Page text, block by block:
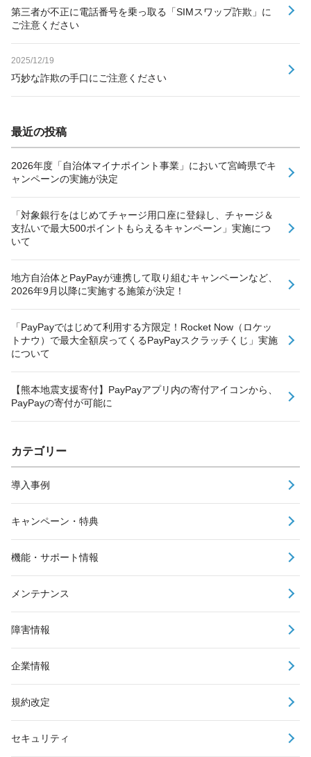
第三者が不正に電話番号を乗っ取る「SIMスワップ詐欺」に
ご注意ください
2025/12/19
巧妙な詐欺の手口にご注意ください
最近の投稿
2026年度「自治体マイナポイント事業」において宮崎県でキ
ャンペーンの実施が決定
「対象銀行をはじめてチャージ用口座に登録し、チャージ＆
支払いで最大500ポイントもらえるキャンペーン」実施につ
いて
地方自治体とPayPayが連携して取り組むキャンペーンなど、
2026年9月以降に実施する施策が決定！
「PayPayではじめて利用する方限定！Rocket Now（ロケッ
トナウ）で最大全額戻ってくるPayPayスクラッチくじ」実施
について
【熊本地震支援寄付】PayPayアプリ内の寄付アイコンから、
PayPayの寄付が可能に
カテゴリー
導入事例
キャンペーン・特典
機能・サポート情報
メンテナンス
障害情報
企業情報
規約改定
セキュリティ